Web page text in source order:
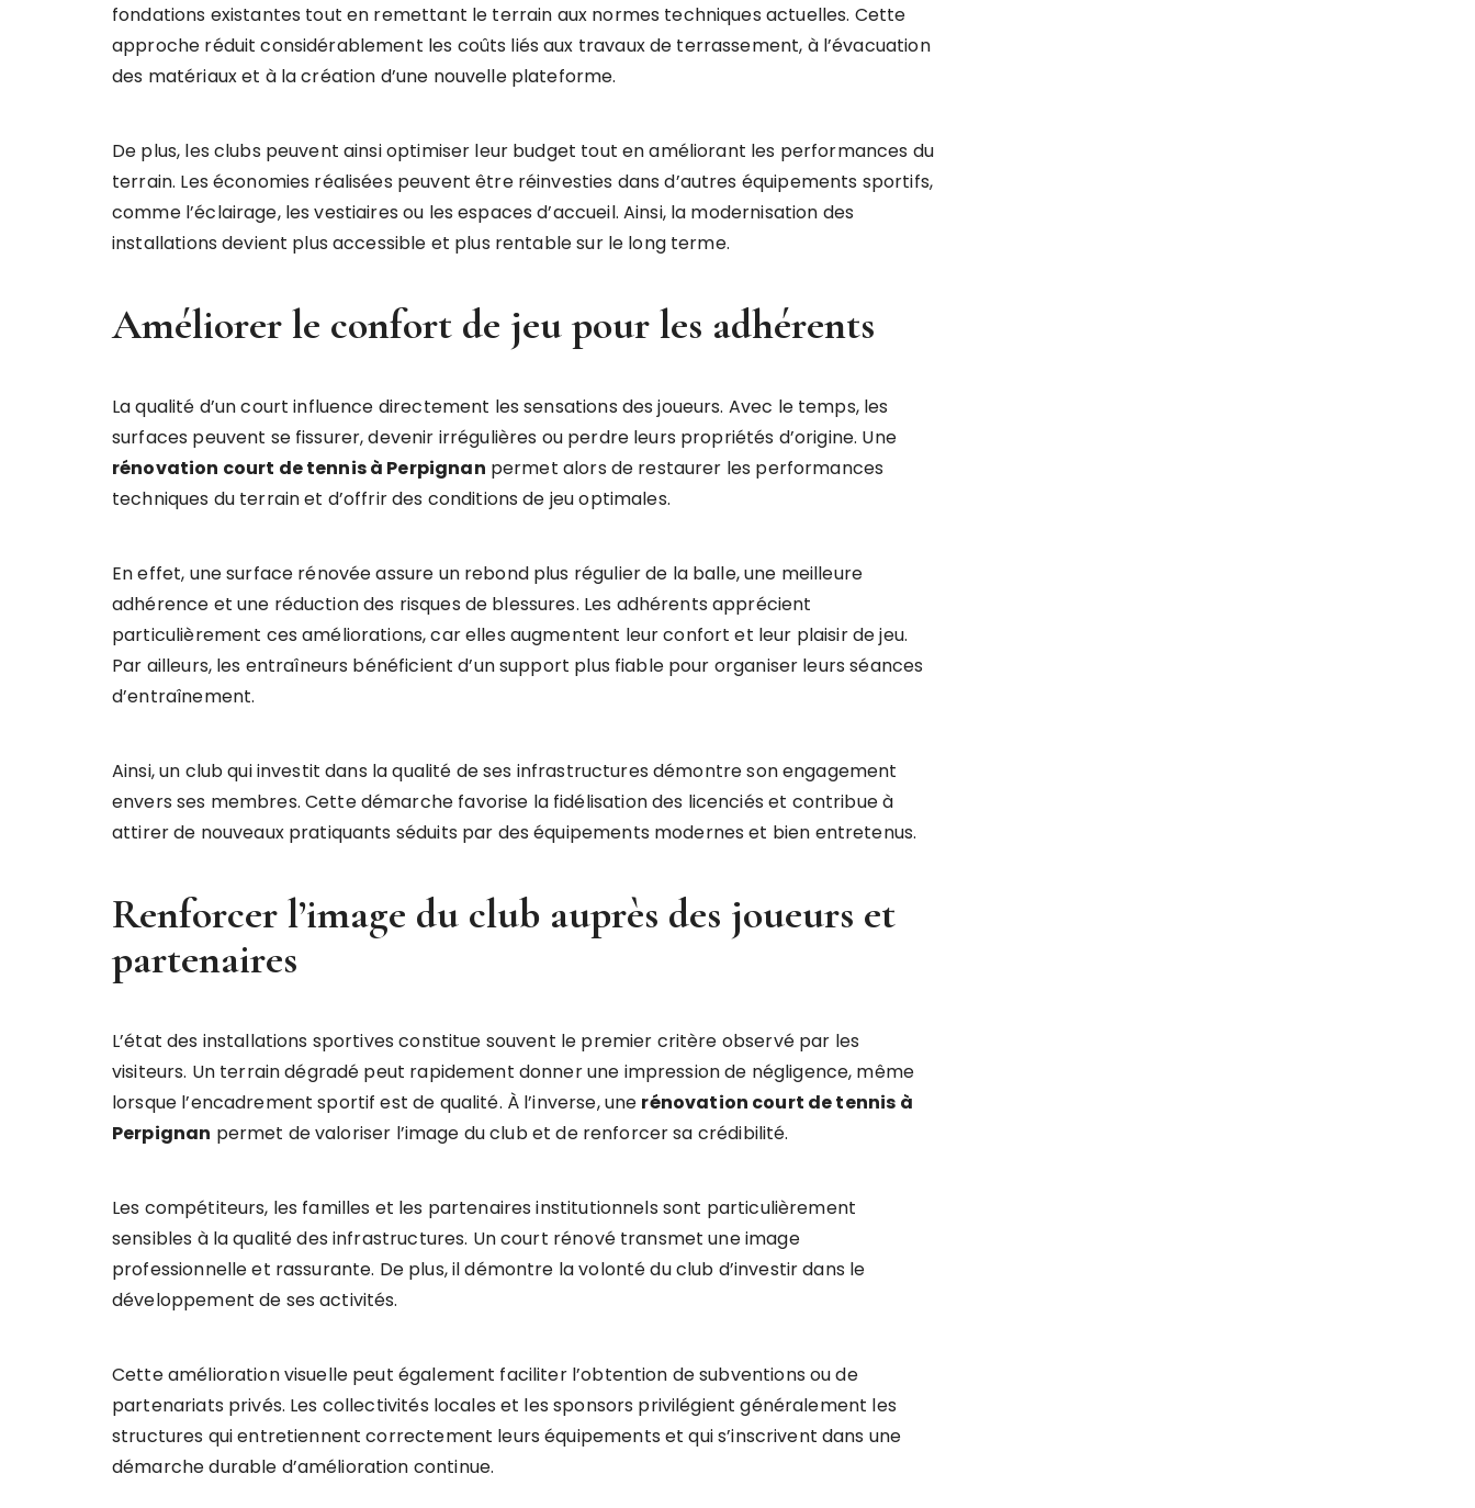
fondations existantes tout en remettant le terrain aux normes techniques actuelles. Cette
approche réduit considérablement les coûts liés aux travaux de terrassement, à l’évacuation
des matériaux et à la création d’une nouvelle plateforme.
De plus, les clubs peuvent ainsi optimiser leur budget tout en améliorant les performances du
terrain. Les économies réalisées peuvent être réinvesties dans d’autres équipements sportifs,
comme l’éclairage, les vestiaires ou les espaces d’accueil. Ainsi, la modernisation des
installations devient plus accessible et plus rentable sur le long terme.
Améliorer le confort de jeu pour les adhérents
La qualité d’un court influence directement les sensations des joueurs. Avec le temps, les
surfaces peuvent se fissurer, devenir irrégulières ou perdre leurs propriétés d’origine. Une
rénovation court de tennis à Perpignan permet alors de restaurer les performances
techniques du terrain et d’offrir des conditions de jeu optimales.
En effet, une surface rénovée assure un rebond plus régulier de la balle, une meilleure
adhérence et une réduction des risques de blessures. Les adhérents apprécient
particulièrement ces améliorations, car elles augmentent leur confort et leur plaisir de jeu.
Par ailleurs, les entraîneurs bénéficient d’un support plus fiable pour organiser leurs séances
d’entraînement.
Ainsi, un club qui investit dans la qualité de ses infrastructures démontre son engagement
envers ses membres. Cette démarche favorise la fidélisation des licenciés et contribue à
attirer de nouveaux pratiquants séduits par des équipements modernes et bien entretenus.
Renforcer l’image du club auprès des joueurs et
partenaires
L’état des installations sportives constitue souvent le premier critère observé par les
visiteurs. Un terrain dégradé peut rapidement donner une impression de négligence, même
lorsque l’encadrement sportif est de qualité. À l’inverse, une rénovation court de tennis à
Perpignan permet de valoriser l’image du club et de renforcer sa crédibilité.
Les compétiteurs, les familles et les partenaires institutionnels sont particulièrement
sensibles à la qualité des infrastructures. Un court rénové transmet une image
professionnelle et rassurante. De plus, il démontre la volonté du club d’investir dans le
développement de ses activités.
Cette amélioration visuelle peut également faciliter l’obtention de subventions ou de
partenariats privés. Les collectivités locales et les sponsors privilégient généralement les
structures qui entretiennent correctement leurs équipements et qui s’inscrivent dans une
démarche durable d’amélioration continue.